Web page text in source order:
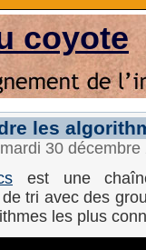
coyote
les
30
est une
tri avec des
les plus